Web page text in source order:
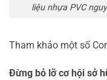
liệu nhựa PVC
Tham khảo một số
Đừng bỏ lỡ cơ hội sở